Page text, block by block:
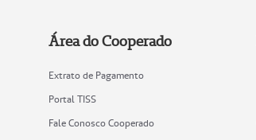
Área do Cooperado
Extrato de Pagamento
Portal TISS
Fale Conosco Cooperado